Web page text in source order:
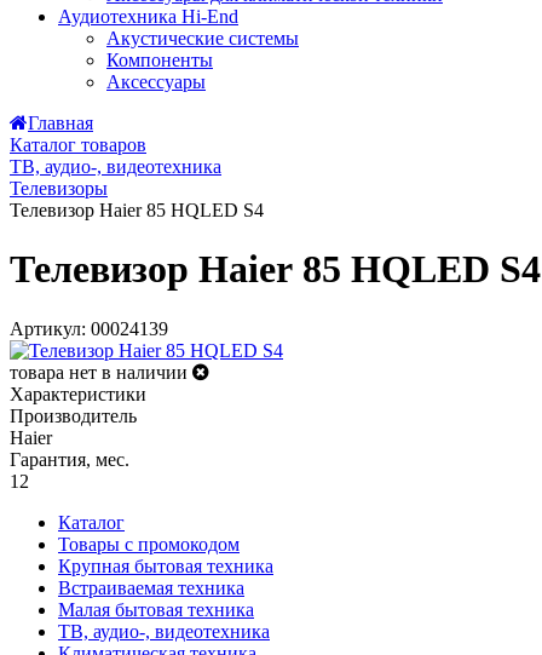
Аудиотехника Hi-End
Акустические системы
Компоненты
Аксессуары
Главная
Каталог товаров
ТВ, аудио-, видеотехника
Телевизоры
Телевизор Haier 85 HQLED S4
Телевизор Haier 85 HQLED S4
Артикул: 00024139
товара нет в наличии
Характеристики
Производитель
Haier
Гарантия, мес.
12
Каталог
Товары с промокодом
Крупная бытовая техника
Встраиваемая техника
Малая бытовая техника
ТВ, аудио-, видеотехника